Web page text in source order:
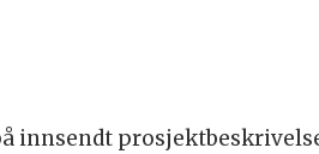
innsendt